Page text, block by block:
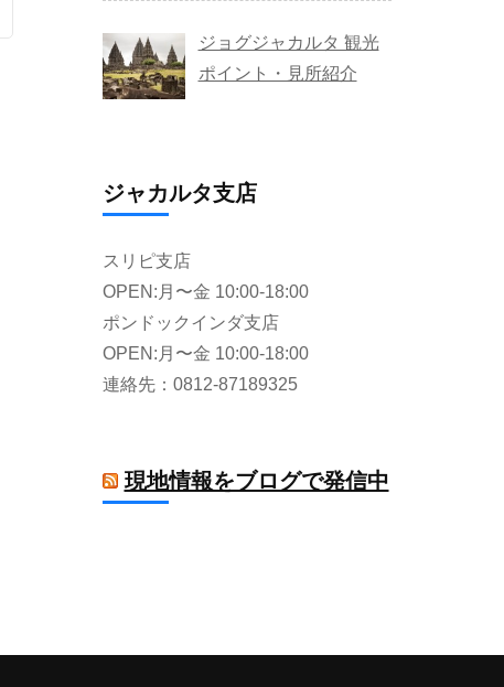
ジョグジャカルタ 観光
ポイント・見所紹介
ジャカルタ支店
スリピ支店
OPEN:月〜金 10:00-18:00
ポンドックインダ支店
OPEN:月〜金 10:00-18:00
連絡先：0812-87189325
現地情報をブログで発信中